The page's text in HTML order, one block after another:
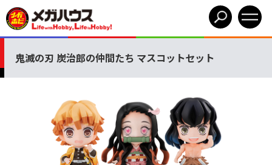
鬼滅の刃 炭治郎の仲間たち マスコットセット